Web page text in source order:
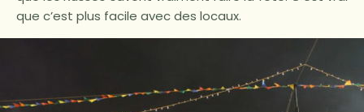
que c’est plus facile avec des locaux.